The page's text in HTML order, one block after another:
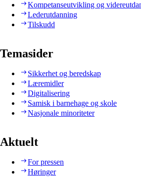
Kompetanseutvikling og
Lederutdanning
Tilskudd
Temasider
Sikkerhet og beredskap
Læremidler
Digitalisering
Samisk i barnehage og skole
Nasjonale minoriteter
Aktuelt
For pressen
Høringer